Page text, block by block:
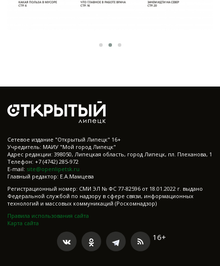
Cетевое издание "Открытый Липецк" 16+
Учредитель: МАИУ "Мой город Липецк"
Адрес редакции: 398050, Липецкая область, город Липецк, пл. Плеханова, 1
Телефон: +7 (4742) 285-972
E-mail: site@openlipetsk.ru
Главный редактор: Е.А.Мамцева
Регистрационный номер: СМИ ЭЛ № ФС 77-82596 от 18.01.2022 г. выдано
Федеральной службой по надзору в сфере связи, информационных
технологий и массовых коммуникаций (Роскомнадзор)
Правила использования сайта
Карта сайта
16+